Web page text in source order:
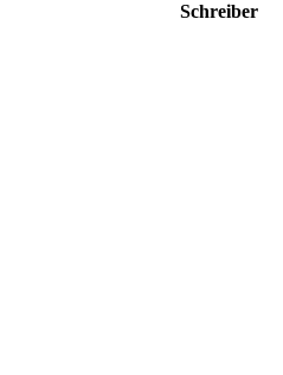
Schreiber